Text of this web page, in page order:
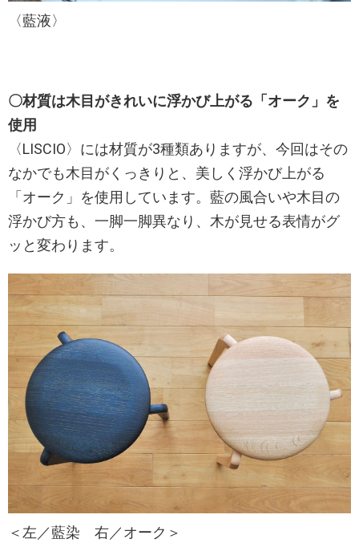
〈藍液〉
〇材質は木目がきれいに浮かび上がる「オーク」を
使用
〈LISCIO〉には材質が3種類ありますが、今回はその
なかでも木目がくっきりと、美しく浮かび上がる
「オーク」を使用しています。藍の風合いや木目の
浮かび方も、一脚一脚異なり、木が見せる表情がグ
ッと変わります。
＜左／藍染 右／オーク＞